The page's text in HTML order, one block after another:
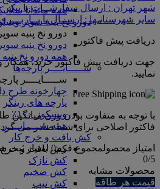
همه ماندانا
دورو نخ پنبه سوپر
دورو نخ پنبه
دورو نخ پنبه سوپر
همه دورو نخ
ســـــایــــر پارچه‌ها
ســـــایــــر
چهارخونه طرح
پارچه های رینگر
ویسکوز ۱۰۰٪
همه
کش بافت و خرج کار
کش بافت و خرج
کش نازک
کش ضخیم
کش تیپ
شهر تهران : ارسال سفارشــات با پیک
سایر شهرستانـها : ارســال با بــاربـــری
دریافت پیش فاکتور
جهت دریافت پیش فاکتور خرید، همکار
نمایید.
با توجه به متفاوت بودن وزن میانگین
فاکتور اصلاحی برای شما صادر می
امتیاز محصولمجموع فرم0امتیاز ثبت
0/5
محصولات مشابه
قیمت هر طاقه